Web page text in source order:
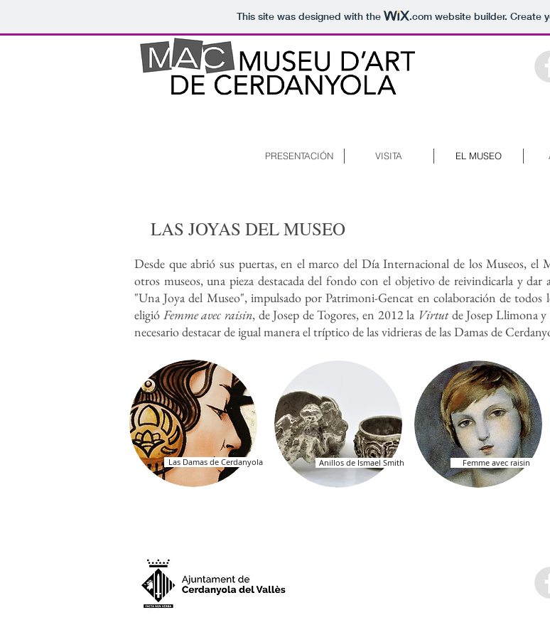
This site was designed with the .comwebsite builder. Create
PRESENTACIÓN VISITA EL MUSEO
LAS JOYAS DEL MUSEO
Desde que abrió sus puertas, en el marco del Día Internacional de los Museos, el
otros museos, una pieza destacada del fondo con el objetivo de reivindicarla y
"Una Joya del Museo", impulsado por Patrimoni-Gencat en colaboración de todos
eligió Femme avec raisin, de Josep de Togores, en 2012 la Virtutde Josep Llimona y
necesario destacar de igual manera el tríptico de las vidrieras de las Damas de
Las Damas de Cerdanyola Anillos de Ismael Smith Femme avec raisin